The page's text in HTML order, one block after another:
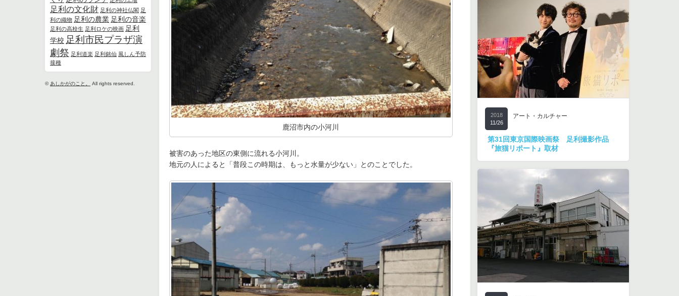
足利の文化財 足利の神社仏閣 足
利の織物 足利の農業 足利の音楽
足利の高校生 足利ロケの映画 足利
学校 足利市民プラザ演
劇祭 足利道楽 足利銘仙 風しん予防
接種
© あしかがのこと。 All rights reserved.
鹿沼市内の小河川
被害のあった地区の東側に流れる小河川。
地元の人によると「普段この時期は、もっと水量が少ない」とのことでした。
2018
11/26
アート・カルチャー
第31回東京国際映画祭 足利撮影作品
『旅猫リポート』取材